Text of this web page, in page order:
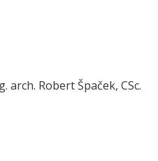
Robert Špaček, CSc.